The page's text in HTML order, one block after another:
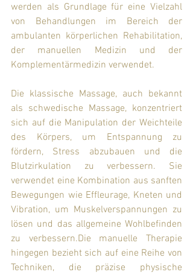
werden als Grundlage für eine Vielzahl
von Behandlungen im Bereich der
ambulanten körperlichen Rehabilitation,
der manuellen Medizin und der
Komplementärmedizin verwendet.
Die klassische Massage, auch bekannt
als schwedische Massage, konzentriert
sich auf die Manipulation der Weichteile
des Körpers, um Entspannung zu
fördern, Stress abzubauen und die
Blutzirkulation zu verbessern. Sie
verwendet eine Kombination aus sanften
Bewegungen wie Effleurage, Kneten und
Vibration, um Muskelverspannungen zu
lösen und das allgemeine Wohlbefinden
zu verbessern.Die manuelle Therapie
hingegen bezieht sich auf eine Reihe von
Techniken, die präzise physische